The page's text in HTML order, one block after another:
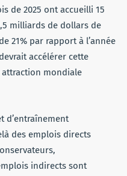
de 2025 ont accueilli 15
milliards de dollars de
21% par rapport à l’année
accélérer cette
mondiale
d’entraînement
des emplois directs
indirects sont